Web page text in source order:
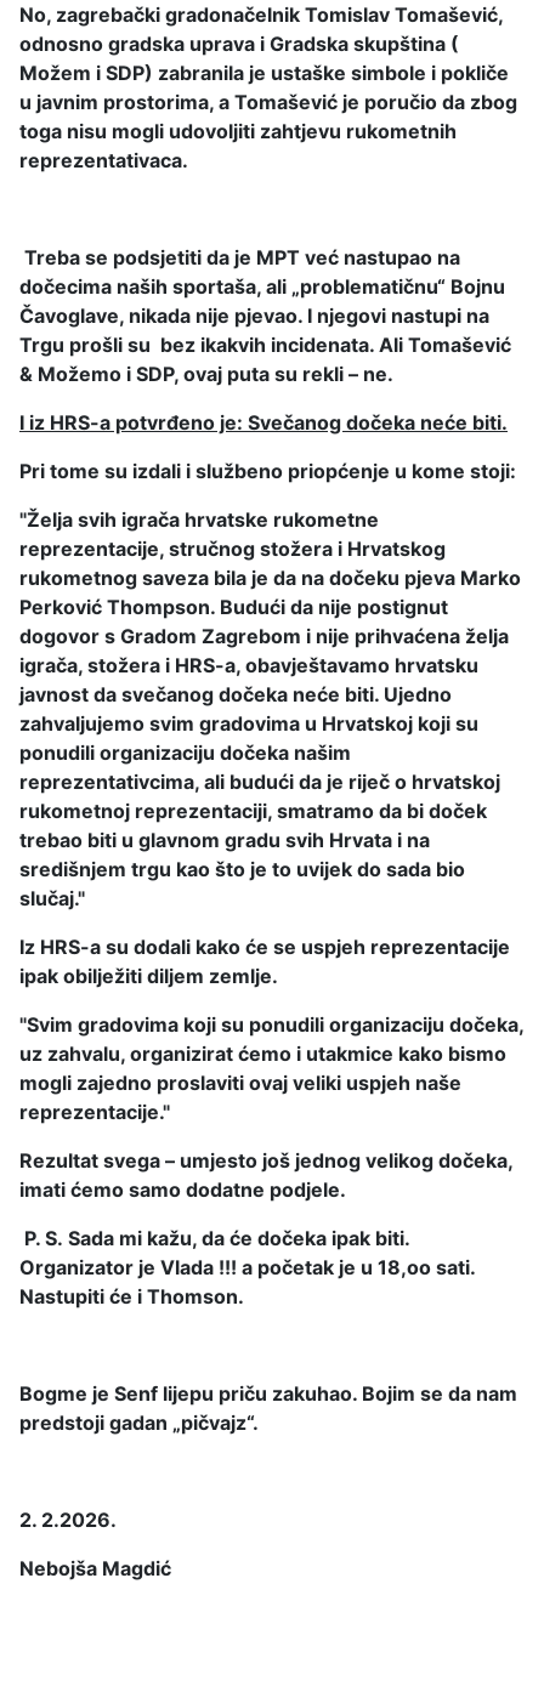
No, zagrebački gradonačelnik Tomislav Tomašević,
odnosno gradska uprava i Gradska skupština (
Možem i SDP) zabranila je ustaške simbole i pokliče
u javnim prostorima, a Tomašević je poručio da zbog
toga nisu mogli udovoljiti zahtjevu rukometnih
reprezentativaca.
Treba se podsjetiti da je MPT već nastupao na
dočecima naših sportaša, ali „problematičnu“ Bojnu
Čavoglave, nikada nije pjevao. I njegovi nastupi na
Trgu prošli su bez ikakvih incidenata. Ali Tomašević
& Možemo i SDP, ovaj puta su rekli – ne.
I iz HRS-a potvrđeno je: Svečanog dočeka neće biti.
Pri tome su izdali i službeno priopćenje u kome stoji:
"Želja svih igrača hrvatske rukometne
reprezentacije, stručnog stožera i Hrvatskog
rukometnog saveza bila je da na dočeku pjeva Marko
Perković Thompson. Budući da nije postignut
dogovor s Gradom Zagrebom i nije prihvaćena želja
igrača, stožera i HRS-a, obavještavamo hrvatsku
javnost da svečanog dočeka neće biti. Ujedno
zahvaljujemo svim gradovima u Hrvatskoj koji su
ponudili organizaciju dočeka našim
reprezentativcima, ali budući da je riječ o hrvatskoj
rukometnoj reprezentaciji, smatramo da bi doček
trebao biti u glavnom gradu svih Hrvata i na
središnjem trgu kao što je to uvijek do sada bio
slučaj."
Iz HRS-a su dodali kako će se uspjeh reprezentacije
ipak obilježiti diljem zemlje.
"Svim gradovima koji su ponudili organizaciju dočeka,
uz zahvalu, organizirat ćemo i utakmice kako bismo
mogli zajedno proslaviti ovaj veliki uspjeh naše
reprezentacije."
Rezultat svega – umjesto još jednog velikog dočeka,
imati ćemo samo dodatne podjele.
P. S. Sada mi kažu, da će dočeka ipak biti.
Organizator je Vlada !!! a početak je u 18,oo sati.
Nastupiti će i Thomson.
Bogme je Senf lijepu priču zakuhao. Bojim se da nam
predstoji gadan „pičvajz“.
2. 2.2026.
Nebojša Magdić